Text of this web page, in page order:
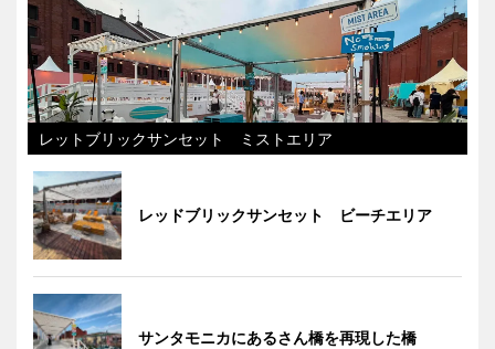
レットブリックサンセット ミストエリア
レッドブリックサンセット ビーチエリア
サンタモニカにあるさん橋を再現した橋